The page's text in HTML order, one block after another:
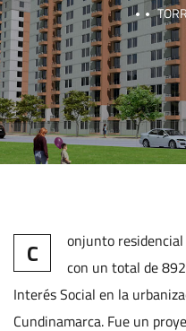
C
onjunto
con un total de
Interés Social en la
Cundinamarca. Fue un